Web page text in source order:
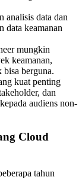
analisis data dan
data keamanan
mungkin
keamanan,
bisa berguna.
kuat penting
dan
audiens non-
Cloud
tahun